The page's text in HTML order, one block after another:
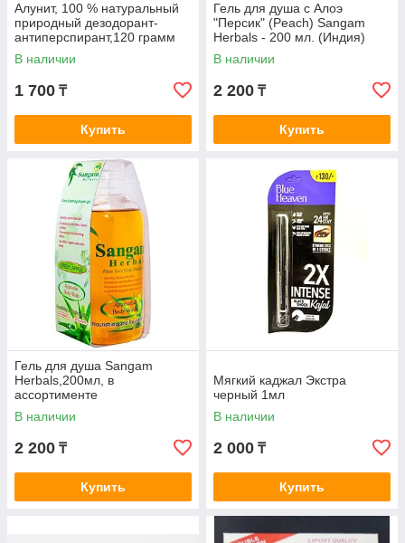
Алунит, 100 % натуральный
природный дезодорант-
антиперспирант,120 грамм
В наличии
1 700 ₸
Купить
Гель для душа с Алоэ
"Персик" (Peach) Sangam
Herbals - 200 мл. (Индия)
В наличии
2 200 ₸
Купить
Гель для душа Sangam
Herbals,200мл, в
ассортименте
В наличии
2 200 ₸
Купить
Мягкий каджал Экстра
черный 1мл
В наличии
2 000 ₸
Купить